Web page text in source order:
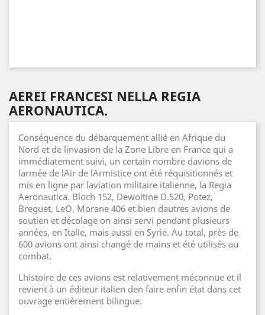
AEREI FRANCESI NELLA REGIA
AERONAUTICA.
Conséquence du débarquement allié en Afrique du
Nord et de linvasion de la Zone Libre en France qui a
immédiatement suivi, un certain nombre davions de
larmée de lAir de lArmistice ont été réquisitionnés et
mis en ligne par laviation militaire italienne, la Regia
Aeronautica. Bloch 152, Dewoitine D.520, Potez,
Breguet, LeO, Morane 406 et bien dautres avions de
soutien et décolage on ainsi servi pendant plusieurs
années, en Italie, mais aussi en Syrie. Au total, près de
600 avions ont ainsi changé de mains et été utilisés au
combat.
Lhistoire de ces avions est relativement méconnue et il
revient à un éditeur italien den faire enfin état dans cet
ouvrage entièrement bilingue.